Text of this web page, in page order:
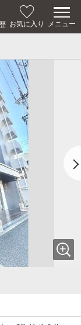
お気に入り メニュー